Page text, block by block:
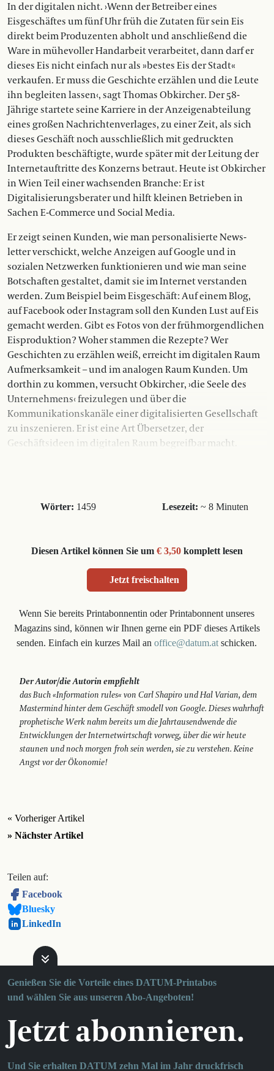
In der digitalen nicht. ›Wenn der Betreiber eines
Eisgeschäftes um fünf Uhr früh die Zutaten für sein Eis
direkt beim Produzenten abholt und anschließend die
Ware in mühevoller Handarbeit verarbeitet, dann darf er
dieses Eis nicht einfach nur als »bestes Eis der Stadt«
verkaufen. Er muss die Geschichte erzählen und die Leute
ihn begleiten lassen‹, sagt Thomas Obkircher. Der 58-
Jährige startete seine Karriere in der Anzeigenabteilung
eines großen Nachrichtenverlages, zu einer Zeit, als sich
dieses Geschäft noch ausschließlich mit gedruckten
Produkten beschäftigte, wurde später mit der Leitung der
Internetauftritte des Konzerns betraut. Heute ist Obkircher
in Wien Teil einer wachsenden Branche: Er ist
Digitalisierungsberater und hilft kleinen Betrieben in
Sachen E-Commerce und Social Media.
Er zeigt seinen Kunden, wie man personalisierte News­
letter verschickt, welche Anzeigen auf Google und in
sozialen Netzwerken funktionieren und wie man seine
Botschaften gestaltet, damit sie im Internet verstanden
werden. Zum Beispiel beim Eisgeschäft: Auf einem Blog,
auf Facebook oder Instagram soll den Kunden Lust auf Eis
gemacht werden. Gibt es Fotos von der frühmorgendlichen
Eisproduktion? Woher stammen die Rezepte? Wer
Geschichten zu erzählen weiß, erreicht im digitalen Raum
Aufmerksamkeit – und im analogen Raum Kunden. Um
dorthin zu kommen, versucht Obkircher, ›die Seele des
Unternehmens‹ freizulegen und über die
Kommunikationskanäle einer digitalisierten Gesellschaft
zu inszenieren. Er ist eine Art Übersetzer, der
Geschäftsideen im digitalen Raum begreifbar macht.
Wörter: 1459 Lesezeit: ~ 8 Minuten
Diesen Artikel können Sie um € 3,50komplett lesen
Jetzt freischalten
Wenn Sie bereits Printabonnentin oder Printabonnent unseres
Magazins sind, können wir Ihnen gerne ein PDF dieses Artikels
senden. Einfach ein kurzes Mail anoffice@datum.at schicken.
Der Autor/die Autorin empfiehlt
das Buch «Information rules« von Carl Shapiro und Hal Varian, dem
Mastermind hinter dem Geschäft smodell von Google. Dieses wahrhaft
prophetische Werk nahm bereits um die Jahrtausendwende die
Entwicklungen der Internetwirtschaft vorweg, über die wir heute
staunen und noch morgen froh sein werden, sie zu verstehen. Keine
Angst vor der Ökonomie!
« Vorheriger Artikel
» Nächster Artikel
Teilen auf:
Facebook
Bluesky
LinkedIn
Genießen Sie die Vorteile eines DATUM-Printabos
und wählen Sie aus unseren Abo-Angeboten!
Jetzt abonnieren.
Und Sie erhalten DATUM zehn Mal im Jahr druckfrisch